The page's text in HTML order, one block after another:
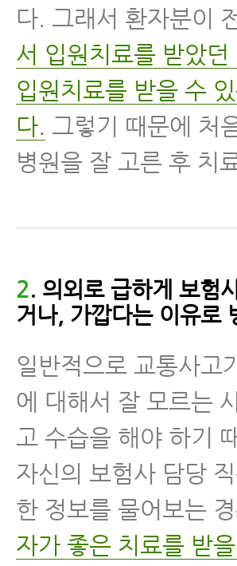
다. 그래서 환자분이
서 입원치료를 받았
입원치료를 받을 수
다. 그렇기 때문에 처
병원을 잘 고른 후 치
2. 의외로 급하게 보험
거나, 가깝다는 이유로
일반적으로 교통사고
에 대해서 잘 모르는
고 수습을 해야 하기
자신의 보험사 담당
한 정보를 물어보는
자가 좋은 치료를 받